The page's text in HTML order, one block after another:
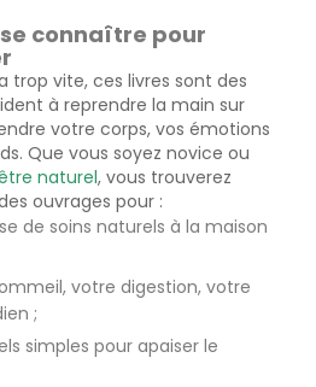
se connaître pour
trop vite, ces livres sont des
à reprendre la main sur
votre corps, vos émotions
Que vous soyez novice ou
naturel, vous trouverez
ouvrages pour :
de soins naturels à la maison
votre digestion, votre
;
simples pour apaiser le